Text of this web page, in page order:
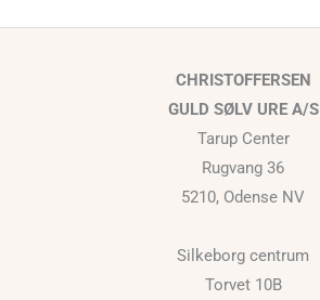
CHRISTOFFERSEN
GULD SØLV URE A/S
Tarup Center
Rugvang 36
5210, Odense NV
Silkeborg centrum
Torvet 10B